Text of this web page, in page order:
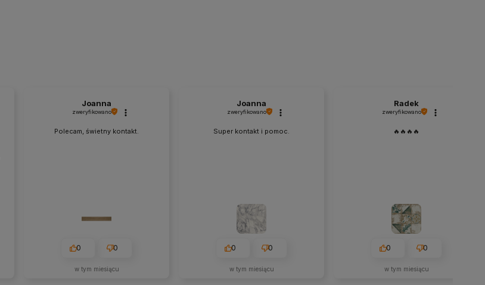
Joanna
zweryfikowano
Polecam, świetny kontakt.
0 0
w tym miesiącu
Joanna
zweryfikowano
Super kontakt i pomoc.
0 0
w tym miesiącu
Radek
zweryfikowano
🔥🔥🔥🔥
0 0
w tym miesiącu